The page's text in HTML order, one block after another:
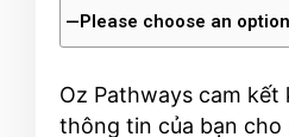
Oz Pathways cam kết
thông tin của bạn